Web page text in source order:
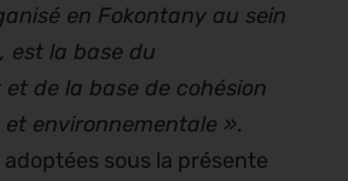
en Fokontany au sein
est la base du
de la base de cohésion
environnementale ».
sous la présente